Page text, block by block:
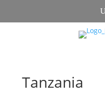
Tanzania